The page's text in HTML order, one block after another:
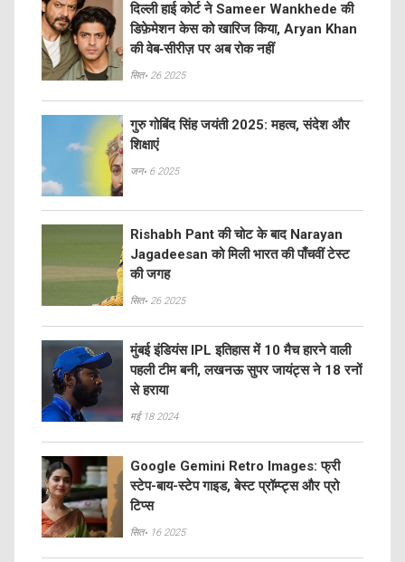
दिल्ली हाई कोर्ट ने Sameer Wankhede की
डिफ़ेमेशन केस को खारिज किया, Aryan Khan
की वेब‑सीरीज़ पर अब रोक नहीं
सित॰ 26 2025
गुरु गोबिंद सिंह जयंती 2025: महत्व, संदेश और
शिक्षाएं
जन॰ 6 2025
Rishabh Pant की चोट के बाद Narayan
Jagadeesan को मिली भारत की पाँचवीं टेस्ट
की जगह
सित॰ 26 2025
मुंबई इंडियंस IPL इतिहास में 10 मैच हारने वाली
पहली टीम बनी, लखनऊ सुपर जायंट्स ने 18 रनों
से हराया
मई 18 2024
Google Gemini Retro Images: फ्री
स्टेप-बाय-स्टेप गाइड, बेस्ट प्रॉम्प्ट्स और प्रो
टिप्स
सित॰ 16 2025